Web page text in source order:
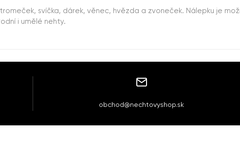
svíčka, dárek, věnec, hvězda a zvoneček. Nálepku je
i umělé nehty.
obchod@nechtovyshop.sk